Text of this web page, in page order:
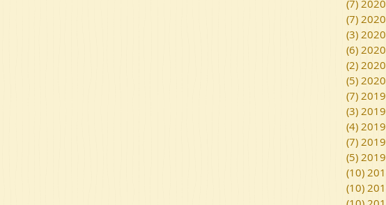
(7)
(7)
(3)
(6)
(2)
(5)
(7)
(3)
(4)
(7)
(5)
(10)
(10)